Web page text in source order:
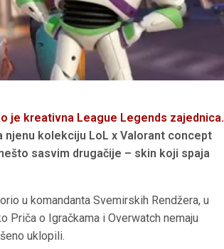
je kreativna League Legends zajednica.
njenu kolekciju LoL x Valorant concept
sasvim drugačije – skin koji spaja
u komandanta Svemirskih Rendžera, u
Priča o Igračkama i Overwatch nemaju
uklopili.